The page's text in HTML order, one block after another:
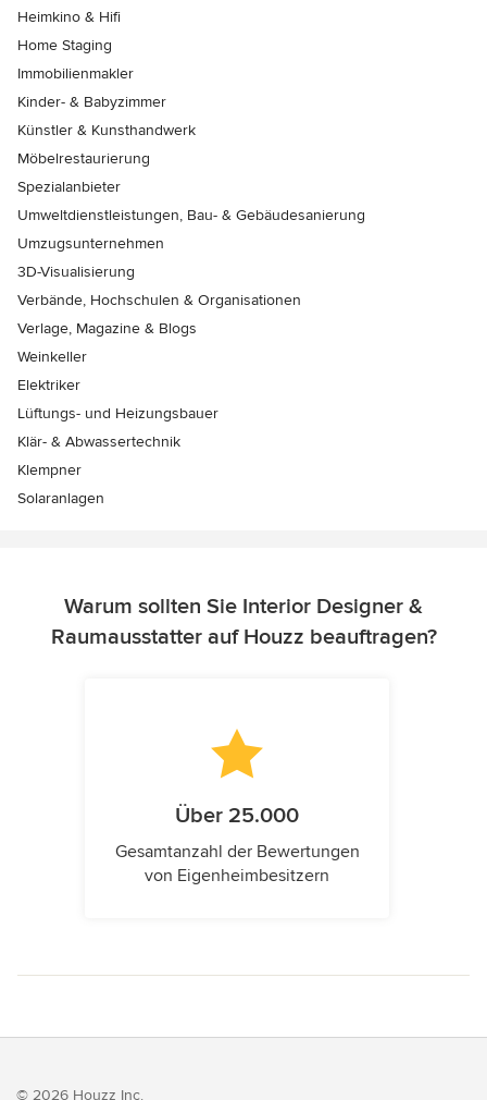
Heimkino & Hifi
Home Staging
Immobilienmakler
Kinder- & Babyzimmer
Künstler & Kunsthandwerk
Möbelrestaurierung
Spezialanbieter
Umweltdienstleistungen, Bau- & Gebäudesanierung
Umzugsunternehmen
3D-Visualisierung
Verbände, Hochschulen & Organisationen
Verlage, Magazine & Blogs
Weinkeller
Elektriker
Lüftungs- und Heizungsbauer
Klär- & Abwassertechnik
Klempner
Solaranlagen
Warum sollten Sie Interior Designer &
Raumausstatter auf Houzz beauftragen?
Über 25.000
Gesamtanzahl der Bewertungen
von Eigenheimbesitzern
© 2026 Houzz Inc.